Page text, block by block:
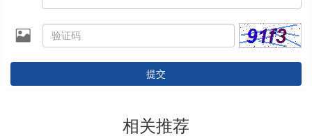
提交
相关推荐